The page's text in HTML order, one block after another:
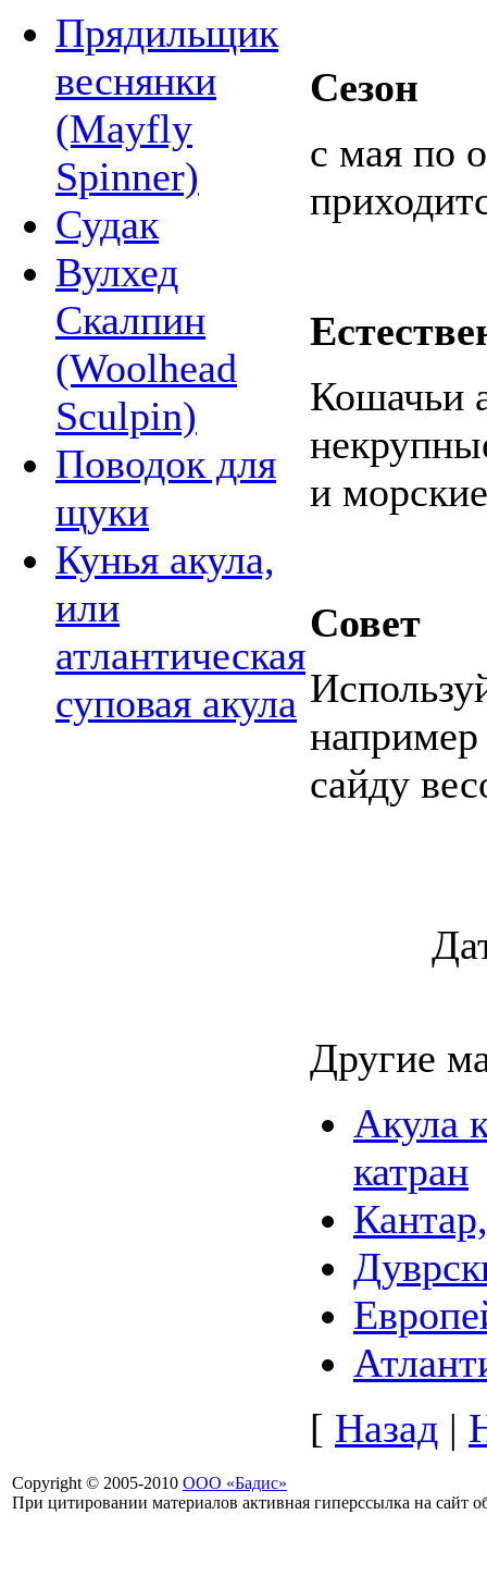
Прядильщик
веснянки
(Mayfly
Spinner)
Судак
Вулхед
Скалпин
(Woolhead
Sculpin)
Поводок для
щуки
Кунья акула,
или
атлантическая
суповая акула
Сезон
с мая по
Кошачьи
и
Совет
сайду
Другие
Акула
катран
[ Назад |
Copyright © 2005-2010 ООО «Бадис»
При цитировании материалов активная гиперссылка на сайт